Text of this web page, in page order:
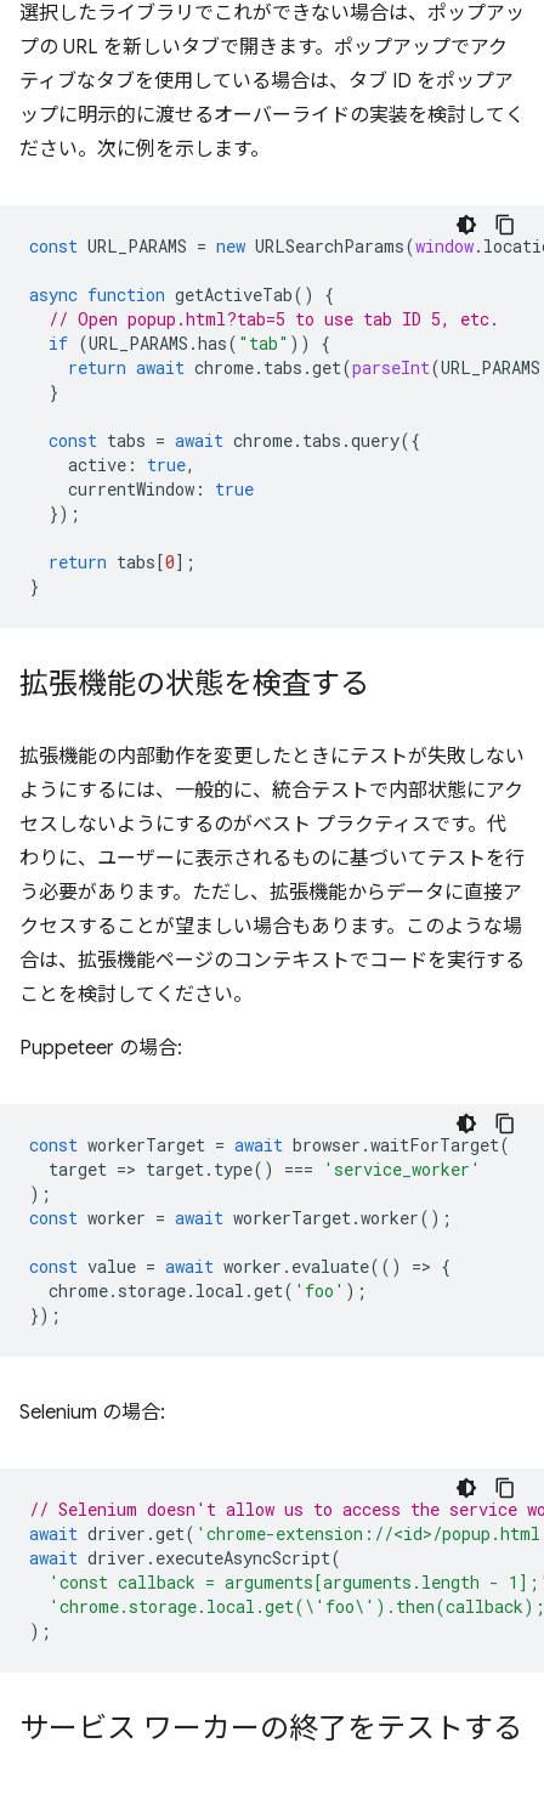
選択したライブラリでこれができない場合は、ポップアッ
プの URL を新しいタブで開きます。ポップアップでアク
ティブなタブを使用している場合は、タブ ID をポップア
ップに明示的に渡せるオーバーライドの実装を検討してく
ださい。次に例を示します。
const URL_PARAMS = new URLSearchParams(window.
async function getActiveTab()
{
// Open popup.html?tab=5 to use tab ID 5, etc.
if (URL_PARAMS .has( "tab" ))
{
return await chrome. tabs .get(parseInt(URL_PARAMS
}
const tabs = await chrome. tabs .query({
active : true,
currentWindow :
true
});
return tabs[0];
}
拡張機能の状態を検査する
拡張機能の内部動作を変更したときにテストが失敗しない
ようにするには、一般的に、統合テストで内部状態にアク
セスしないようにするのがベスト プラクティスです。代
わりに、ユーザーに表示されるものに基づいてテストを行
う必要があります。ただし、拡張機能からデータに直接ア
クセスすることが望ましい場合もあります。このような場
合は、拡張機能ページのコンテキストでコードを実行する
ことを検討してください。
Puppeteer の場合:
const workerTarget = await browser .waitForTarget(
target => target. type() ===
'service_worker'
);
const worker = await workerTarget.worker();
const value = await worker . evaluate(() => {
chrome. storage. local .get( 'foo' );
});
Selenium の場合:
// Selenium doesn't allow us to access the service
await driver .get( 'chrome-extension://<id>/
await driver . executeAsyncScript(
'const callback = arguments[arguments.length -
);
サービス ワーカーの終了をテストする